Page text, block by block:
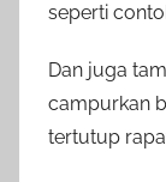
seperti
Dan juga
campurkan
tertutup